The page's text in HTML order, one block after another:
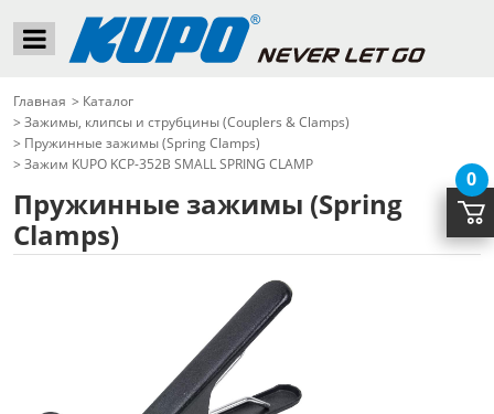
Главная > Каталог
> Зажимы, клипсы и струбцины (Couplers & Clamps)
> Пружинные зажимы (Spring Clamps)
> Зажим KUPO KCP-352B SMALL SPRING CLAMP
Пружинные зажимы (Spring
Clamps)
0